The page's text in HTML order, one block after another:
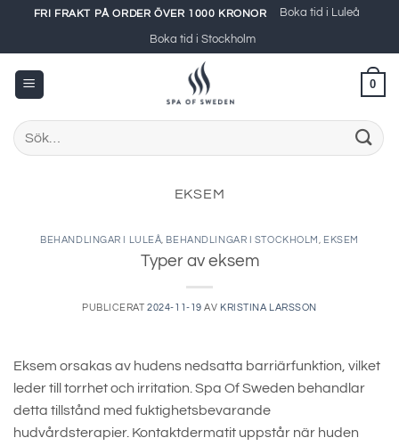
content
FRI FRAKT PÅ ORDER ÖVER 1000 KRONOR Boka tid i Luleå
Boka tid i Stockholm
0
Sök
efter:
EKSEM
BEHANDLINGAR I LULEÅ BEHANDLINGAR I STOCKHOLM EKSEM
Typer av eksem
PUBLICERAT2024-11-19 AV KRISTINA LARSSON
Eksem orsakas av hudens nedsatta barriärfunktion, vilket
leder till torrhet och irritation. Spa Of Sweden behandlar
detta tillstånd med fuktighetsbevarande
hudvårdsterapier. Kontaktdermatit uppstår när huden